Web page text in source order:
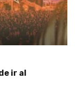
ir al